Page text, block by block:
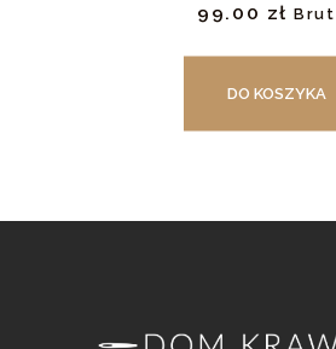
99. 00 zł
DO KOSZYKA